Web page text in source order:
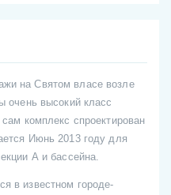
на Святом власе возле
очень высокий класс
комплекс спроектирован
Июнь 2013 году для
А и бассейна.
в известном городе-